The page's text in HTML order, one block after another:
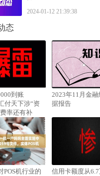
2024-01-12 21:39:38
态
到账
付天下涉“资
率还有补
2023年11月金融
据报告
POS机行业的
信用卡额度从